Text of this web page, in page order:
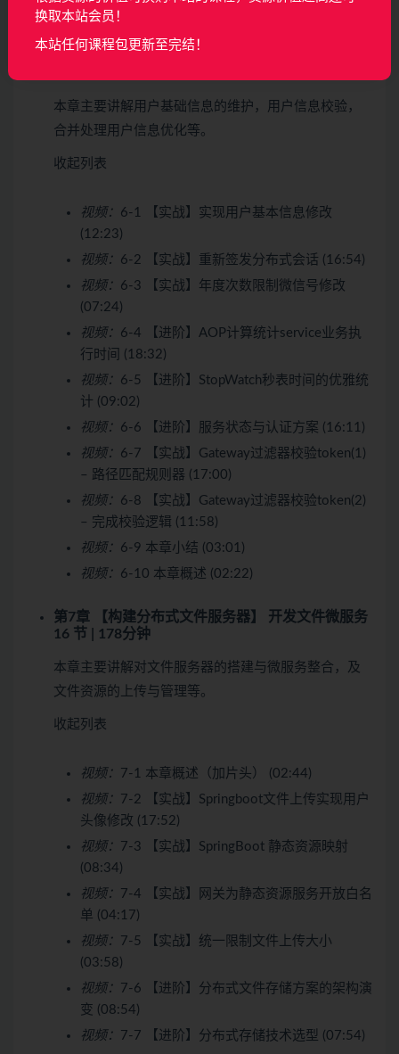
视频：
本章主要讲解用户基础信息的维护，用户信息校验，
合并处理用户信息优化等。
收起列表
视频： 6-1 【实战】实现用户基本信息修改
(12:23)
视频： 6-2 【实战】重新签发分布式会话 (16:54)
视频： 6-3 【实战】年度次数限制微信号修改
(07:24)
视频： 6-4 【进阶】AOP计算统计service业务执
行时间 (18:32)
视频： 6-5 【进阶】StopWatch秒表时间的优雅统
计 (09:02)
视频： 6-6 【进阶】服务状态与认证方案 (16:11)
视频： 6-7 【实战】Gateway过滤器校验token(1)
– 路径匹配规则器 (17:00)
视频： 6-8 【实战】Gateway过滤器校验token(2)
– 完成校验逻辑 (11:58)
视频： 6-9 本章小结 (03:01)
视频： 6-10 本章概述 (02:22)
第7章 【构建分布式文件服务器】 开发文件微服务
16 节 | 178分钟
本章主要讲解对文件服务器的搭建与微服务整合，及
文件资源的上传与管理等。
收起列表
视频：
7-1 本章概述（加片头） (02:44)
视频：
7-2 【实战】Springboot文件上传实现用户
头像修改 (17:52)
视频：
7-3 【实战】SpringBoot 静态资源映射
(08:34)
视频：
7-4 【实战】网关为静态资源服务开放白名
单 (04:17)
视频：
7-5 【实战】统一限制文件上传大小
(03:58)
视频：
7-6 【进阶】分布式文件存储方案的架构演
变 (08:54)
视频：
7-7 【进阶】分布式存储技术选型 (07:54)
换取本站会员！
本站任何课程包更新至完结！